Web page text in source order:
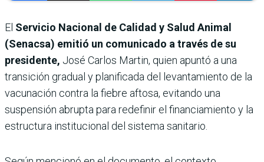
El Servicio Nacional de Calidad y Salud Animal
(Senacsa) emitió un comunicado a través de su
presidente, José Carlos Martin, quien apuntó a una
transición gradual y planificada del levantamiento de la
vacunación contra la fiebre aftosa, evitando una
suspensión abrupta para redefinir el financiamiento y la
estructura institucional del sistema sanitario.